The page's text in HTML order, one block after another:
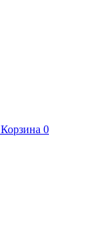
Корзина 0